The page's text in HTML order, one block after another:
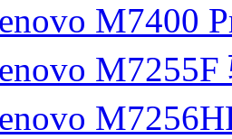
M7400
M7255F